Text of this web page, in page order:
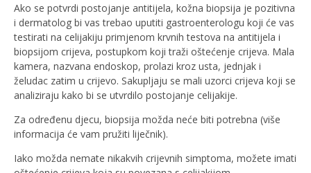
Ako se potvrdi postojanje antitijela, kožna biopsija je pozitivna
i dermatolog bi vas trebao uputiti gastroenterologu koji će vas
testirati na celijakiju primjenom krvnih testova na antitijela i
biopsijom crijeva, postupkom koji traži oštećenje crijeva. Mala
kamera, nazvana endoskop, prolazi kroz usta, jednjak i
želudac zatim u crijevo. Sakupljaju se mali uzorci crijeva koji se
analiziraju kako bi se utvrdilo postojanje celijakije.
Za određenu djecu, biopsija možda neće biti potrebna (više
informacija će vam pružiti liječnik).
Iako možda nemate nikakvih crijevnih simptoma, možete imati